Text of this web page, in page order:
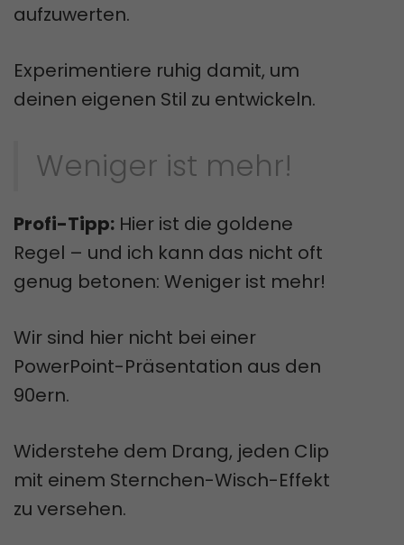
aufzuwerten.
Experimentiere ruhig damit, um
deinen eigenen Stil zu entwickeln.
Weniger ist mehr!
Profi-Tipp: Hier ist die goldene
Regel – und ich kann das nicht oft
genug betonen: Weniger ist mehr!
Wir sind hier nicht bei einer
PowerPoint-Präsentation aus den
90ern.
Widerstehe dem Drang, jeden Clip
mit einem Sternchen-Wisch-Effekt
zu versehen.